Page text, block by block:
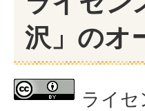
沢」のオ
ライ